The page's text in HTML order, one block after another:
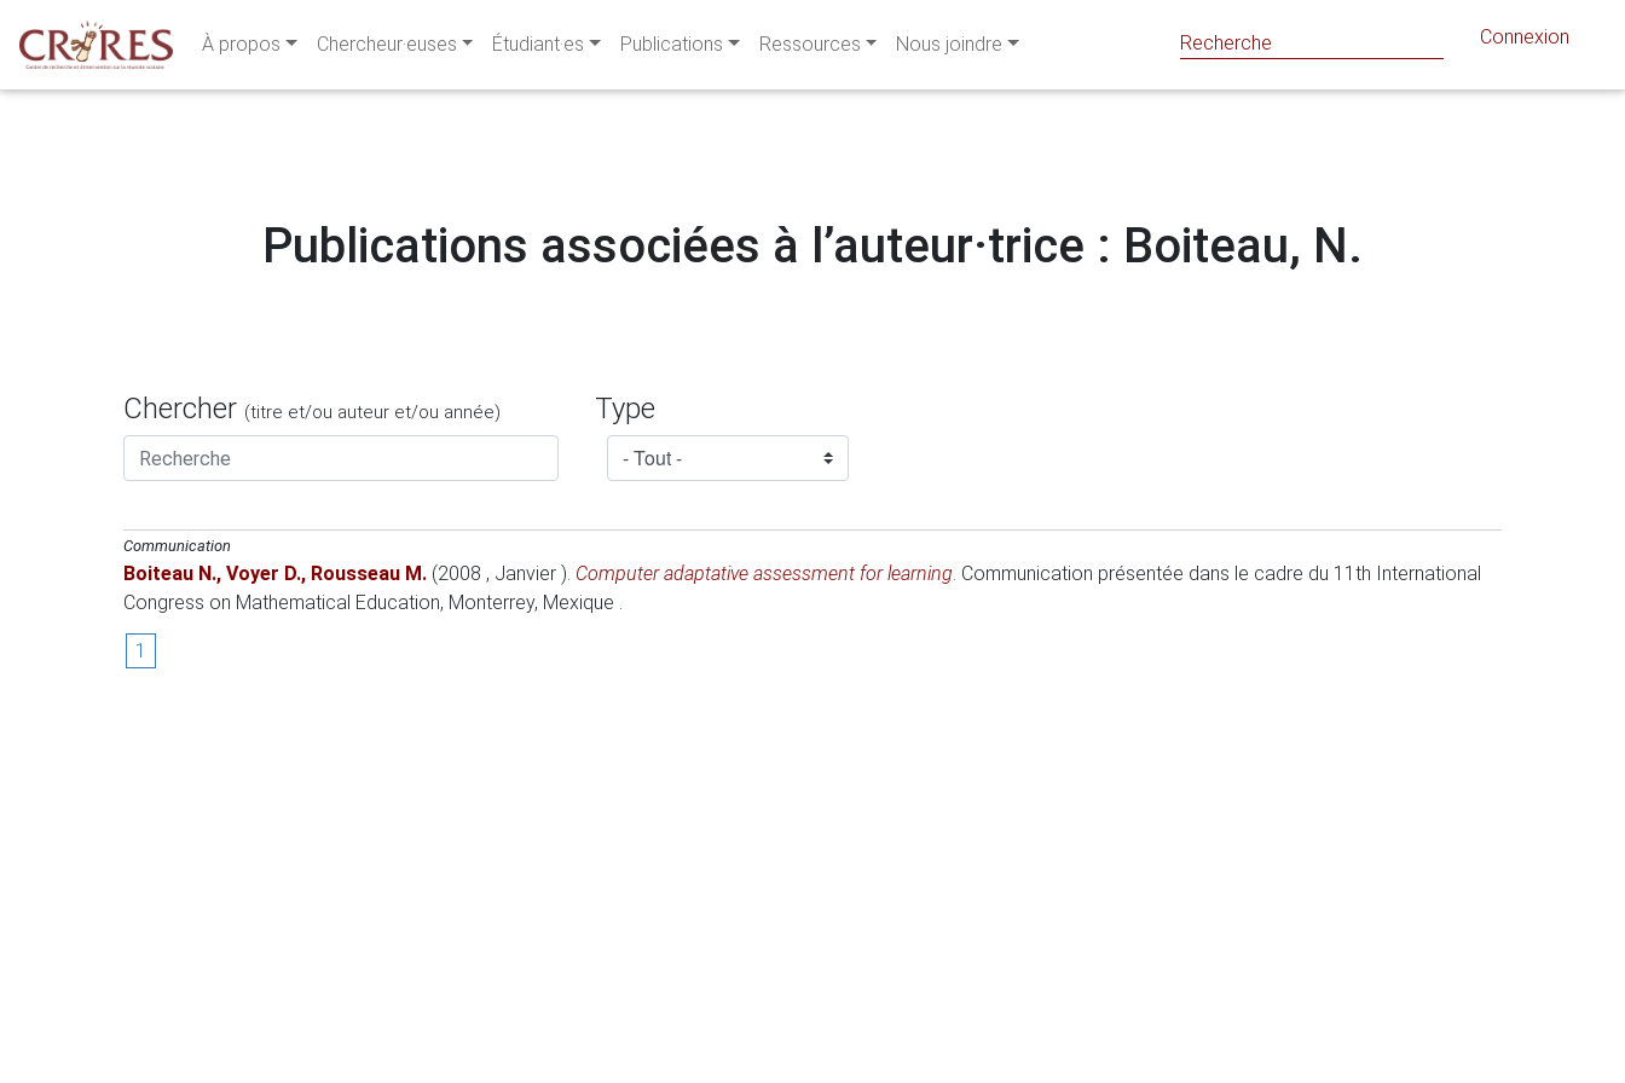
À propos Chercheur·euses Étudiant·es Publications Ressources Nous joindre Connexion
Publications associées à l’auteur·trice : Boiteau, N.
Chercher (titre et/ou auteur et/ou année) Type
Communication
Boiteau N., Voyer D., Rousseau M. (2008 , Janvier ). Computer adaptative assessment for learning. Communication présentée dans le cadre du 11th International
Congress on Mathematical Education, Monterrey, Mexique .
1